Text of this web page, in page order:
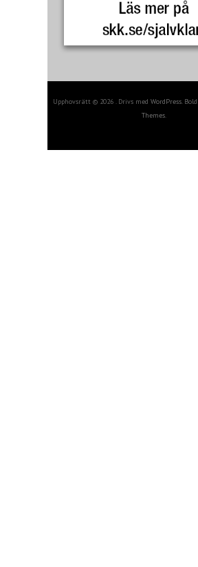
Upphovsrätt © 2026 . Drivs med WordPress.
Themes.